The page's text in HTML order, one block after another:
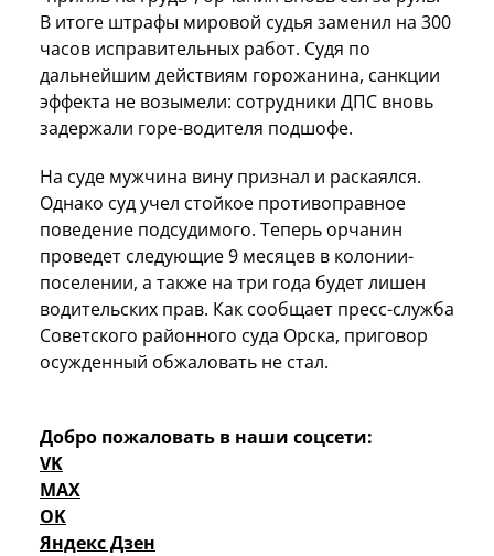
В итоге штрафы мировой судья заменил на 300
часов исправительных работ. Судя по
дальнейшим действиям горожанина, санкции
эффекта не возымели: сотрудники ДПС вновь
задержали горе-водителя подшофе.
На суде мужчина вину признал и раскаялся.
Однако суд учел стойкое противоправное
поведение подсудимого. Теперь орчанин
проведет следующие 9 месяцев в колонии-
поселении, а также на три года будет лишен
водительских прав. Как сообщает пресс-служба
Советского районного суда Орска, приговор
осужденный обжаловать не стал.
Добро пожаловать в наши соцсети:
VK
MAX
OK
Яндекс Дзен